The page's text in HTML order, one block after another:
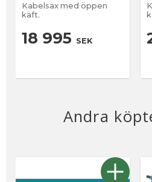
Kabelsax med öppen
käft.
18 995 SEK
Andra